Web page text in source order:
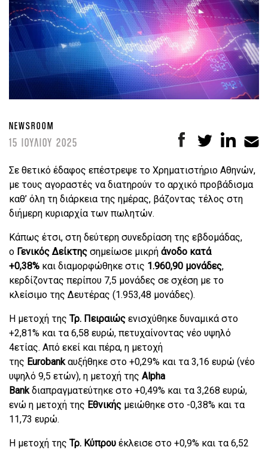
NEWSROOM
15 ΙΟΥΛΙΟΥ 2025
Σε θετικό έδαφος επέστρεψε το Χρηματιστήριο Αθηνών,
με τους αγοραστές να διατηρούν το αρχικό προβάδισμα
καθ’ όλη τη διάρκεια της ημέρας, βάζοντας τέλος στη
διήμερη κυριαρχία των πωλητών.
Κάπως έτσι, στη δεύτερη συνεδρίαση της εβδομάδας,
ο Γενικός Δείκτης σημείωσε μικρή άνοδο κατά
+0,38% και διαμορφώθηκε στις 1.960,90 μονάδες,
κερδίζοντας περίπου 7,5 μονάδες σε σχέση με το
κλείσιμο της Δευτέρας (1.953,48 μονάδες).
Η μετοχή της Τρ. Πειραιώς ενισχύθηκε δυναμικά στο
+2,81% και τα 6,58 ευρώ, πετυχαίνοντας νέο υψηλό
4ετίας. Από εκεί και πέρα, η μετοχή
της Eurobankαυξήθηκε στο +0,29% και τα 3,16 ευρώ (νέο
υψηλό 9,5 ετών), η μετοχή της Alpha
Bankδιαπραγματεύτηκε στο +0,49% και τα 3,268 ευρώ,
ενώ η μετοχή της Εθνικής μειώθηκε στο -0,38% και τα
11,73 ευρώ.
Η μετοχή της Τρ. Κύπρου έκλεισε στο +0,9% και τα 6,52